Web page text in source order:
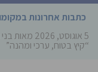
כתבות אחרונות
5 אוגוסט, 2026
מאות
“קיץ בטוח, ערכי ומהנה”